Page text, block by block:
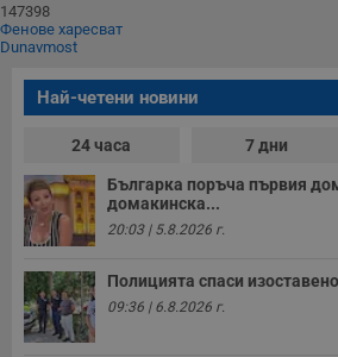
147398
Фенове харесват
Dunavmost
Най-четени новини
24 часа 7 дни
Българка поръча първия
домакинска...
20:03 | 5.8.2026 г.
Полицията спаси
09:36 | 6.8.2026 г.